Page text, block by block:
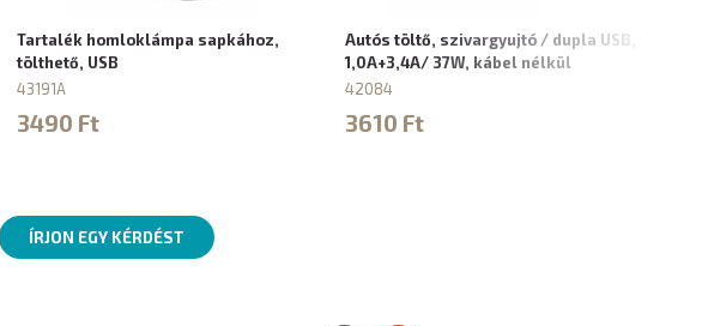
Tartalék homloklámpa sapkához,
tölthető, USB
43191A
3490 Ft
Autós töltő, szivargyujtó / dupla USB,
1,0A+3,4A/ 37W, kábel nélkül
42084
3610 Ft
ÍRJON EGY KÉRDÉST